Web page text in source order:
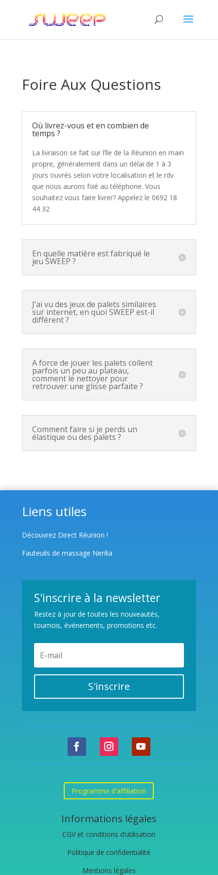
Foire Aux Questions
Où livrez-vous et en combien de
temps ?
La livraison se fait sur l’île de la Réunion en main
propre, généralement dans un délai de 1 à 3
jours ouvrés selon votre localisation et le rdv
que nous aurons fixé au téléphone. Vous
souhaitez vous faire livrer? Appelez le 0692 18
44 32
En quelle matière est fabriqué le
jeu SWEEP ?
J’ai vu des jeux de palets similaires
sur internet, en quoi SWEEP est-il
différent ?
A force de jouer les palets collent
parfois un peu au plateau,
comment le nettoyer pour
retrouver une glisse parfaite ?
Comment faire si je perds un
élastique ou des palets ?
Liens utiles
Découvrez Direct Réunion !
Fauteuils de massage Nerilia
S'inscrire à la newsletter
Restez à jour de toutes les nouveautés,
tournois, événements, promotions etc.
S'inscrire
Programme d'affiliation
Informations légales
CGV et conditions d’utilisation
Politique de confidentialité
Mentions légales